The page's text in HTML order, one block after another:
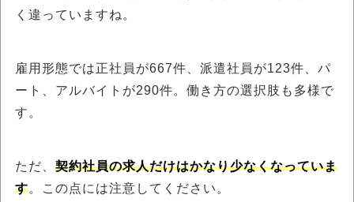
く違っていますね。
雇用形態では正社員が667件、派遣社員が123件、パ
ート、アルバイトが290件。働き方の選択肢も多様で
す。
ただ、 契約社員の求人だけはかなり少なくなっていま
す。この点には注意してください。